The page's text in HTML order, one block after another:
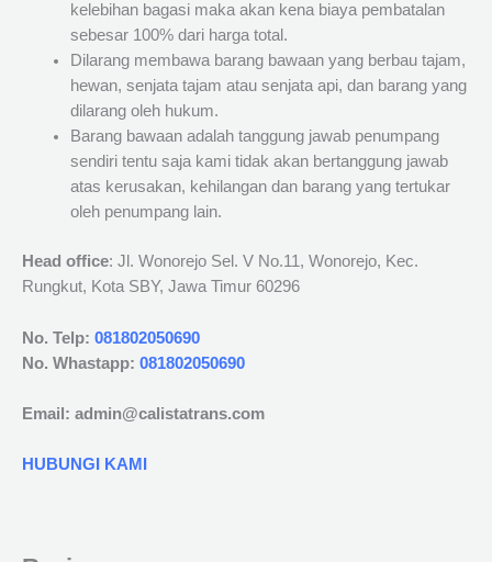
kelebihan bagasi maka akan kena biaya pembatalan
sebesar 100% dari harga total.
Dilarang membawa barang bawaan yang berbau tajam,
hewan, senjata tajam atau senjata api, dan barang yang
dilarang oleh hukum.
Barang bawaan adalah tanggung jawab penumpang
sendiri tentu saja kami tidak akan bertanggung jawab
atas kerusakan, kehilangan dan barang yang tertukar
oleh penumpang lain.
Head office: Jl. Wonorejo Sel. V No.11, Wonorejo, Kec.
Rungkut, Kota SBY, Jawa Timur 60296
No. Telp: 081802050690
No. Whastapp: 081802050690
Email: admin@calistatrans.com
HUBUNGI KAMI